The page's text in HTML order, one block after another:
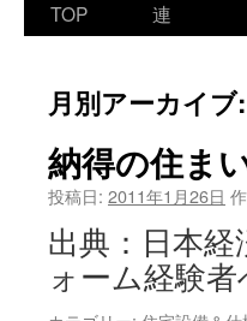
TOP
連
月別アーカイブ:
納得の住ま
投稿日: 2011年1月26日
出典：日本
ォーム経験